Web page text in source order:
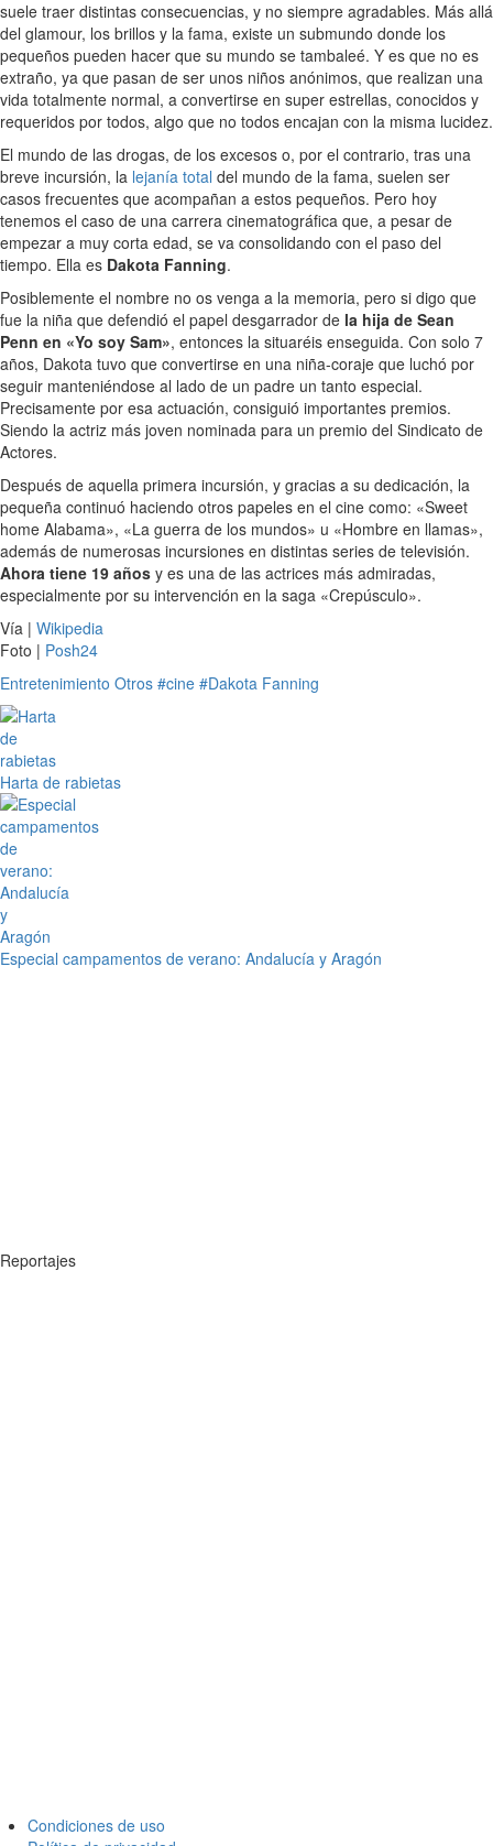
suele traer distintas consecuencias, y no siempre agradables. Más allá
del glamour, los brillos y la fama, existe un submundo donde los
pequeños pueden hacer que su mundo se tambaleé. Y es que no es
extraño, ya que pasan de ser unos niños anónimos, que realizan una
vida totalmente normal, a convertirse en super estrellas, conocidos y
requeridos por todos, algo que no todos encajan con la misma lucidez.
El mundo de las drogas, de los excesos o, por el contrario, tras una
breve incursión, la lejanía total del mundo de la fama, suelen ser
casos frecuentes que acompañan a estos pequeños. Pero hoy
tenemos el caso de una carrera cinematográfica que, a pesar de
empezar a muy corta edad, se va consolidando con el paso del
tiempo. Ella es Dakota Fanning.
Posiblemente el nombre no os venga a la memoria, pero si digo que
fue la niña que defendió el papel desgarrador de la hija de Sean
Penn en «Yo soy Sam», entonces la situaréis enseguida. Con solo 7
años, Dakota tuvo que convertirse en una niña-coraje que luchó por
seguir manteniéndose al lado de un padre un tanto especial.
Precisamente por esa actuación, consiguió importantes premios.
Siendo la actriz más joven nominada para un premio del Sindicato de
Actores.
Después de aquella primera incursión, y gracias a su dedicación, la
pequeña continuó haciendo otros papeles en el cine como: «Sweet
home Alabama», «La guerra de los mundos» u «Hombre en llamas»,
además de numerosas incursiones en distintas series de televisión.
Ahora tiene 19 años y es una de las actrices más admiradas,
especialmente por su intervención en la saga «Crepúsculo».
Vía | Wikipedia
Foto | Posh24
Entretenimiento Otros #cine #Dakota Fanning
Harta de rabietas
Especial campamentos de verano: Andalucía y Aragón
Reportajes
Condiciones de uso